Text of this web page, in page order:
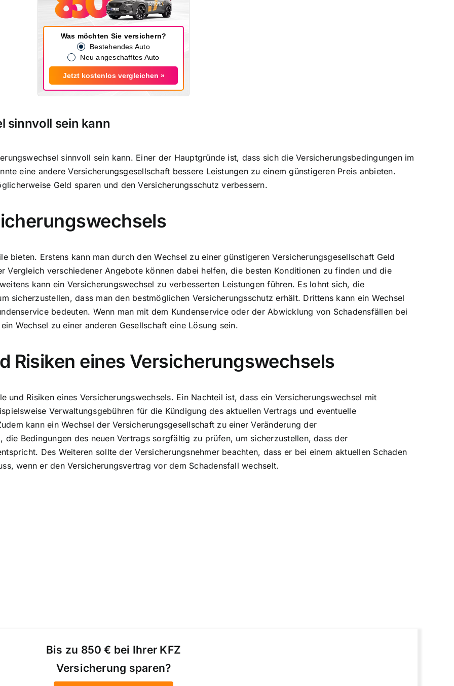
Was möchten Sie versichern?
Bestehendes Auto
Neu angeschafftes Auto
Jetzt kostenlos vergleichen »
sinnvoll sein kann
sinnvoll sein kann. Einer der Hauptgründe ist, dass sich die Versicherungsbedingungen im
eine andere Versicherungsgesellschaft bessere Leistungen zu einem günstigeren Preis anbieten.
Geld sparen und den Versicherungsschutz verbessern.
bieten. Erstens kann man durch den Wechsel zu einer günstigeren Versicherungsgesellschaft Geld
Vergleich verschiedener Angebote können dabei helfen, die besten Konditionen zu finden und die
kann ein Versicherungswechsel zu verbesserten Leistungen führen. Es lohnt sich, die
sicherzustellen, dass man den bestmöglichen Versicherungsschutz erhält. Drittens kann ein Wechsel
bedeuten. Wenn man mit dem Kundenservice oder der Abwicklung von Schadensfällen bei
Wechsel zu einer anderen Gesellschaft eine Lösung sein.
Risiken eines Versicherungswechsels
Risiken eines Versicherungswechsels. Ein Nachteil ist, dass ein Versicherungswechsel mit
Verwaltungsgebühren für die Kündigung des aktuellen Vertrags und eventuelle
kann ein Wechsel der Versicherungsgesellschaft zu einer Veränderung der
Bedingungen des neuen Vertrags sorgfältig zu prüfen, um sicherzustellen, dass der
Des Weiteren sollte der Versicherungsnehmer beachten, dass er bei einem aktuellen Schaden
wenn er den Versicherungsvertrag vor dem Schadensfall wechselt.
Bis zu 850 € bei Ihrer KFZ
Versicherung sparen?